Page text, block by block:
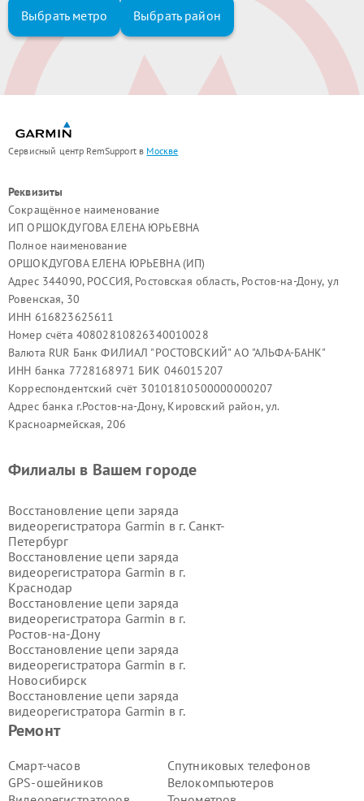
Выбрать метро Выбрать район
Сервисный центр RemSupport в Москве
Реквизиты
Сокращённое наименование
ИП ОРШОКДУГОВА ЕЛЕНА ЮРЬЕВНА
Полное наименование
ОРШОКДУГОВА ЕЛЕНА ЮРЬЕВНА (ИП)
Адрес 344090, РОССИЯ, Ростовская область, Ростов-на-Дону, ул
Ровенская, 30
ИНН 616823625611
Номер счёта 40802810826340010028
Валюта RUR Банк ФИЛИАЛ "РОСТОВСКИЙ" АО "АЛЬФА-БАНК"
ИНН банка 7728168971 БИК 046015207
Корреспондентский счёт 30101810500000000207
Адрес банка г.Ростов-на-Дону, Кировский район, ул.
Красноармейская, 206
Ремонт
Смарт-часов
GPS-ошейников
Спутниковых телефонов
Велокомпьютеров
Филиалы в Вашем городе
Восстановление цепи заряда
видеорегистратора Garmin в г. Санкт-
Петербург
Восстановление цепи заряда
видеорегистратора Garmin в г.
Краснодар
Восстановление цепи заряда
видеорегистратора Garmin в г.
Ростов-на-Дону
Восстановление цепи заряда
видеорегистратора Garmin в г.
Новосибирск
Восстановление цепи заряда
видеорегистратора Garmin в г.
Екатеринбург
Восстановление цепи заряда
Казань
Восстановление цепи заряда